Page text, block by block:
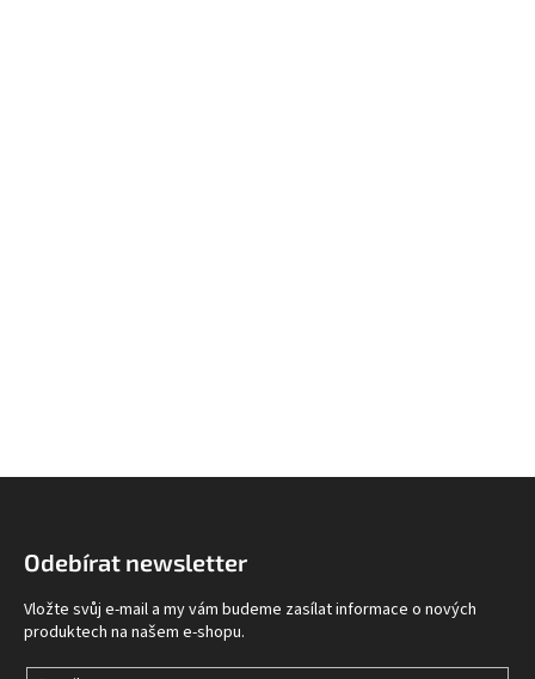
Odebírat newsletter
Vložte svůj e-mail a my vám budeme zasílat informace o nových
produktech na našem e-shopu.